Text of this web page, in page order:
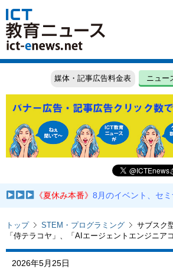
媒体・記事広告料金表 ニュー
《夏休み本番》8月のイベント、セ
トップ STEM・プログラミング
サブスク
「侍テラコヤ」、「AIエージェントエンジニア
2026年5月25日